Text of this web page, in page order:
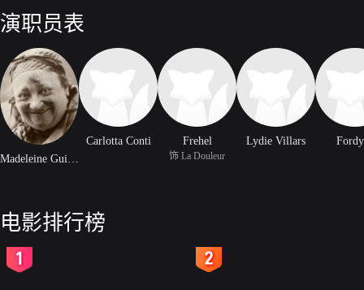
演职员表
Carlotta Conti Frehel
饰 La Douleur
Lydie Villars
电影排行榜